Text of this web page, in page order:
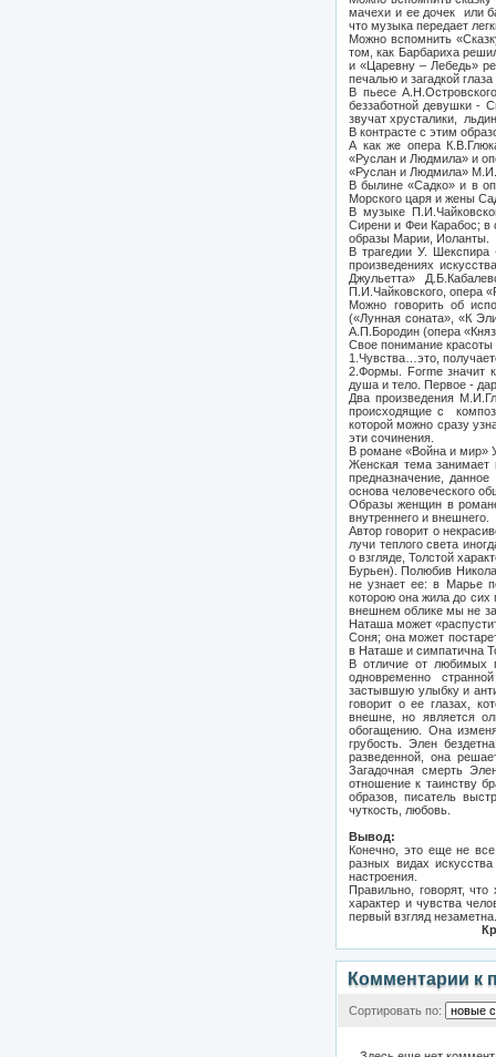
мачехи и ее дочек или
что музыка передает
Можно вспомнить
том, как Барбариха
и «Царевну – Лебедь»
печалью и загадкой
В пьесе
беззаботной девушки -
звучат хрусталики,
В контрасте с этим
А как же опера
«Руслан и Людмила» и
«Руслан и Людмила»
В былине «Садко» и в
Морского царя и жены
В музыке
Сирени и Феи Карабос; в
образы Марии, Иоланты.
В трагедии У.
произведениях
Джульетта»
П.И.Чайковского, опера
Можно говорить об
(«Лунная соната», «К
А.П.Бородин (опера
Свое понимание красоты
1.Чувства…это,
2.Формы. Forme значит
душа и тело. Первое -
Два произведения
происходящие с
которой можно сразу
эти сочинения.
В романе «Война и мир»
Женская тема
предназначение,
основа человеческого
Образы женщин в
внутреннего и внешнего.
Автор говорит о
лучи теплого света
о взгляде, Толстой
Бурьен). Полюбив
не узнает ее: в Марье
которою она жила до сих
внешнем облике мы не
Наташа может
Соня; она может
в Наташе и симпатична
В отличие от любимых
одновременно
застывшую улыбку и
говорит о ее глазах,
внешне, но является
обогащению. Она
грубость. Элен
разведенной, она
Загадочная смерть
отношение к таинству
образов, писатель
чуткость, любовь.
Вывод:
Конечно, это еще не
разных видах
настроения.
Правильно, говорят,
характер и чувства
первый взгляд
Комментарии к
Сортировать по: